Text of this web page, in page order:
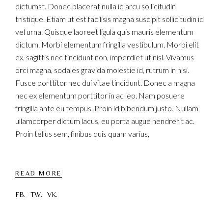
dictumst. Donec placerat nulla id arcu sollicitudin
tristique. Etiam ut est facilisis magna suscipit sollicitudin id
vel urna. Quisque laoreet ligula quis mauris elementum
dictum. Morbi elementum fringilla vestibulum. Morbi elit
ex, sagittis nec tincidunt non, imperdiet ut nisl. Vivamus
orci magna, sodales gravida molestie id, rutrum in nisi.
Fusce porttitor nec dui vitae tincidunt. Donec a magna
nec ex elementum porttitor in ac leo. Nam posuere
fringilla ante eu tempus. Proin id bibendum justo. Nullam
ullamcorper dictum lacus, eu porta augue hendrerit ac.
Proin tellus sem, finibus quis quam varius,
READ MORE
FB. TW. VK.